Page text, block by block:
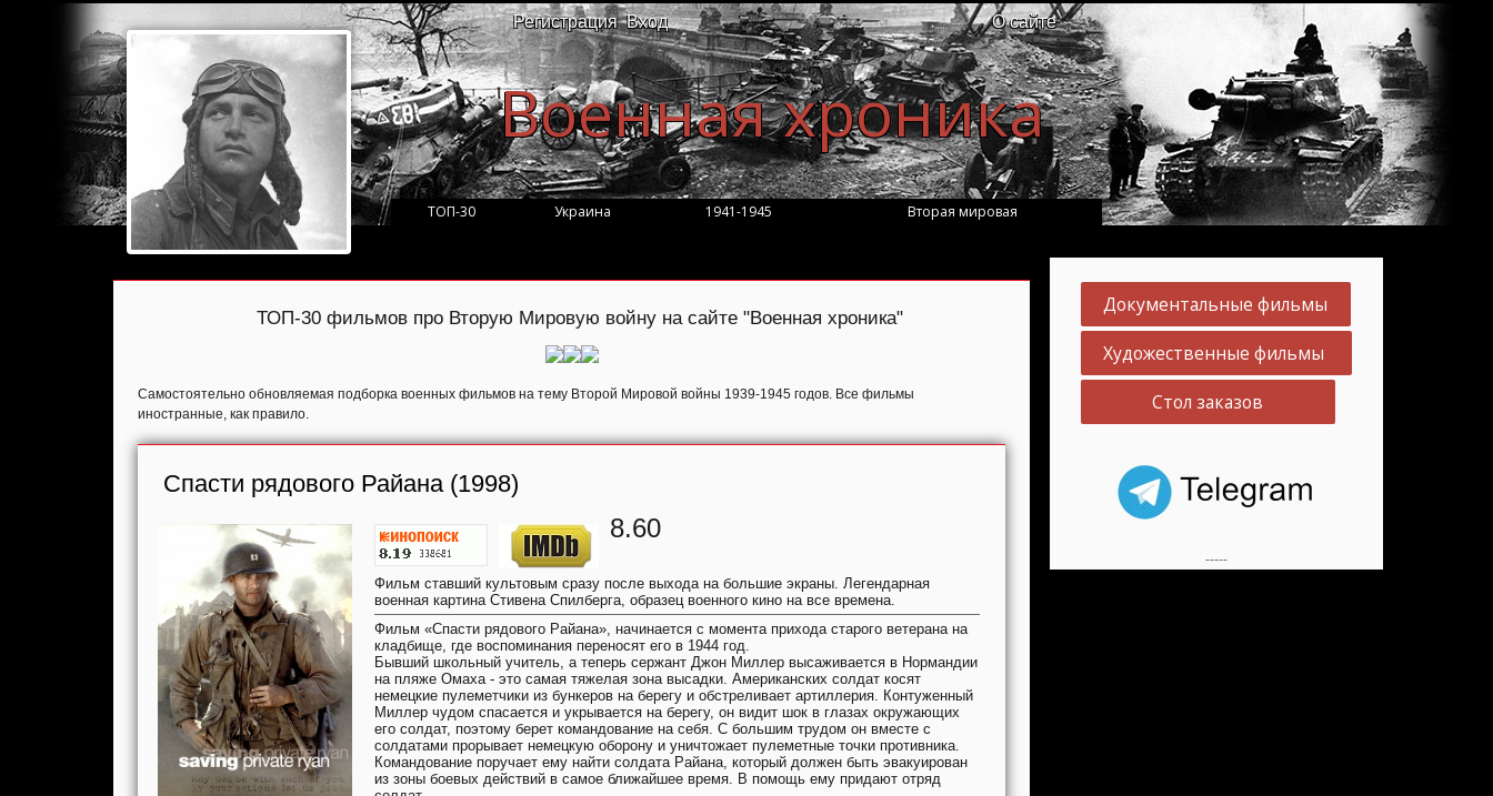
Регистрация Вход О сайте
Военная хроника
ТОП-30 Украина 1941-1945 Вторая мировая
ТОП-30 фильмов про Вторую Мировую войну на сайте "Военная хроника"
Самостоятельно обновляемая подборка военных фильмов на тему Второй Мировой войны 1939-1945 годов. Все фильмы
иностранные, как правило.
Спасти рядового Райана (1998)
8.60
Фильм ставший культовым сразу после выхода на большие экраны. Легендарная
военная картина Стивена Спилберга, образец военного кино на все времена.
Фильм «Спасти рядового Райана», начинается с момента прихода старого ветерана на
кладбище, где воспоминания переносят его в 1944 год.
Бывший школьный учитель, а теперь сержант Джон Миллер высаживается в Нормандии
на пляже Омаха - это самая тяжелая зона высадки. Американских солдат косят
немецкие пулеметчики из бункеров на берегу и обстреливает артиллерия. Контуженный
Миллер чудом спасается и укрывается на берегу, он видит шок в глазах окружающих
его солдат, поэтому берет командование на себя. С большим трудом он вместе с
солдатами прорывает немецкую оборону и уничтожает пулеметные точки противника.
Командование поручает ему найти солдата Райана, который должен быть эвакуирован
из зоны боевых действий в самое ближайшее время. В помощь ему придают отряд
Документальные фильмы
Художественные фильмы
Стол заказов
-----